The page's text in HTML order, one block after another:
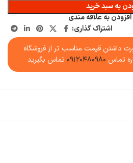
به سبد خرید
افزودن به علاقه مندی
اشتراک گذاری:
داشتن قیمت مناسب تر از فروشگاه
تماس ۰۹۱۲۰۴۸۰۹۸۰ تماس بگیرید